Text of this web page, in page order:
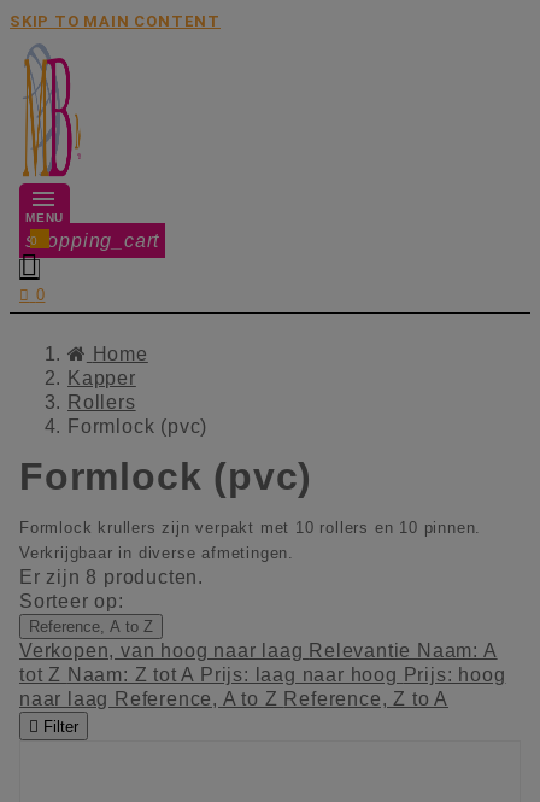
SKIP TO MAIN CONTENT
MENU
shopping_cart
0

 0
Home
Kapper
Rollers
Formlock (pvc)
Formlock (pvc)
Formlock krullers zijn verpakt met 10 rollers en 10 pinnen.
Verkrijgbaar in diverse afmetingen.
Er zijn 8 producten.
Sorteer op:
Reference, A to Z
Verkopen, van hoog naar laag Relevantie Naam: A
tot Z Naam: Z tot A Prijs: laag naar hoog Prijs: hoog
naar laag Reference, A to Z Reference, Z to A
 Filter